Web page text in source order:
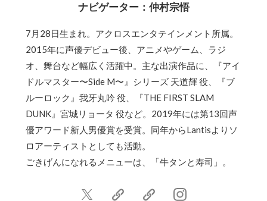
ナビゲーター：仲村宗悟
7月28日生まれ。アクロスエンタテインメント所属。
2015年に声優デビュー後、アニメやゲーム、ラジ
オ、舞台など幅広く活躍中。主な出演作品に、『アイ
ドルマスター〜Side M〜』シリーズ 天道輝 役、『ブ
ルーロック』我牙丸吟 役、『THE FIRST SLAM
DUNK』宮城リョータ 役など。2019年には第13回声
優アワード新人男優賞を受賞。同年からLantisよりソ
ロアーティストとしても活動。
ごきげんになれるメニューは、「牛タンと寿司」。